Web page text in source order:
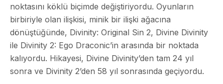
noktasını köklü biçimde değiştiriyordu. Oyunların
birbiriyle olan ilişkisi, minik bir ilişki ağacına
dönüştüğünde, Divinity: Original Sin 2, Divine Divinity
ile Divinity 2: Ego Draconic’in arasında bir noktada
kalıyordu. Hikayesi, Divine Divinity’den tam 24 yıl
sonra ve Divinity 2’den 58 yıl sonrasında geçiyordu.